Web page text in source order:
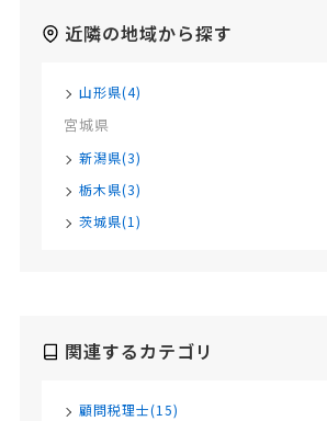
近隣の地域から探す
山形県(4)
宮城県
新潟県(3)
栃木県(3)
茨城県(1)
関連するカテゴリ
顧問税理士(15)